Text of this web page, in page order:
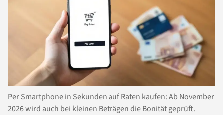
Per Smartphone in Sekunden auf Raten kaufen: Ab November
2026 wird auch bei kleinen Beträgen die Bonität geprüft.